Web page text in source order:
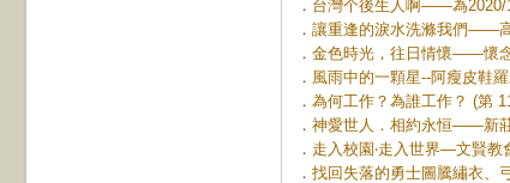
． 台灣个後生人啊——為2020/
． 讓重逢的淚水洗滌我們——
． 金色時光，往日情懷——懷
． 風雨中的一顆星--阿瘦皮鞋
． 為何工作？為誰工作？ (第
． 神愛世人．相約永恒——新
． 走入校園‧走入世界—文賢教
． 找回失落的勇士圖騰繡衣